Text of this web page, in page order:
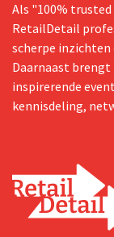
Als "100%
RetailDetail
scherpe inzichten
Daarnaast
inspirerende
kennisdeling,